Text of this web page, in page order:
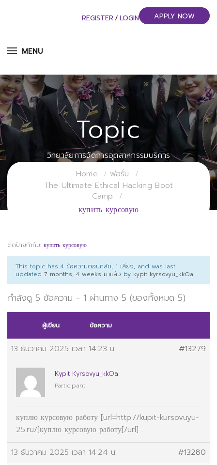
MENU
REGISTER / LOGIN APPLY NOW
Topic
วิทยาลัยการจัดการอุตสาหกรรมบริการ
มหาวิทยาลัยราชภัฏสวนสุนันทา
Home
ฟอรั่ม
The Ultimate Ethical Hacking Boot
Camp
купить курсовую
ติดป้ายกำกับ: купить курсовую
This topic has 4 ข้อความตอบกลับ, 1 เสียง, and was last
updated 7 months, 4 weeks มาแล้ว by kypit kyrsovyu_kkOa.
กำลังดู 5 ข้อความ - 1 ผ่านทาง 5 (ของทั้งหมด 5)
ผู้เขียน ข้อความ
13 ธันวาคม 2025 เวลา 14:23 น. #13279
Kypit Kyrsovyu_kkOa
Participant
куплю курсовую работу [url=http://kupit-kursovuyu-
25.ru/]куплю курсовую работу[/url] .
13 ธันวาคม 2025 เวลา 14:24 น.
#13280